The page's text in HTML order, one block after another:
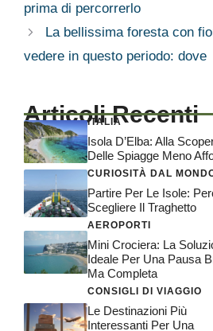
prima di percorrerlo
La bellissima foresta con
vedere in questo periodo: dove
Articoli Recenti
ITALIA
Isola D’Elba: Alla
Delle Spiagge Meno
CURIOSITÀ DAL
Partire Per Le Isole:
Scegliere Il Traghetto
AEROPORTI
Mini Crociera: La
Ideale Per Una Pausa
Ma Completa
CONSIGLI DI VIAGGIO
Le Destinazioni Più
Interessanti Per Una